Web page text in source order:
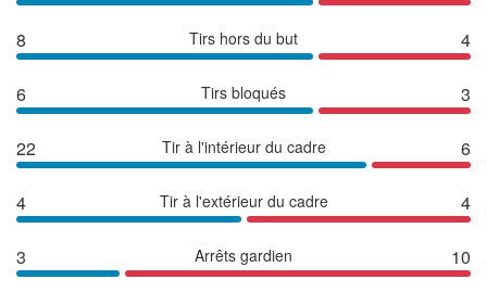
8 Tirs hors du but 4
6 Tirs bloqués 3
22 Tir à l'intérieur du cadre 6
4 Tir à l'extérieur du cadre 4
3 Arrêts gardien 10